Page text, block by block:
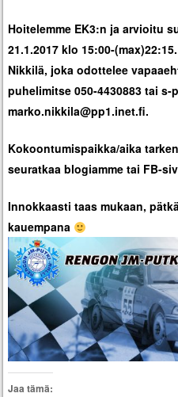
Hoitelemme EK3:n ja arvioitu
21.1.2017 klo 15:00-
Nikkilä, joka odottelee
puhelimitse 050-4430883 tai s-
marko.nikkila@pp1.inet.fi.
Kokoontumispaikka/aika
seuratkaa blogiamme tai FB-
Innokkaasti taas mukaan,
kauempana
Jaa tämä: